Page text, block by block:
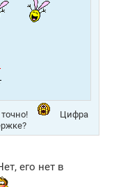
Цифра
его нет в